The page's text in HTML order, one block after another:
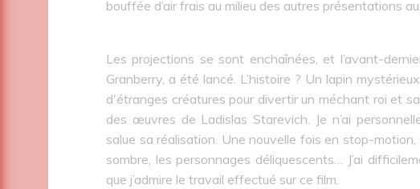
bouffée d’air frais au milieu des autres présentations
Les projections se sont enchaînées, et l’avant-
Granberry, a été lancé. L’histoire ? Un lapin
d'étranges créatures pour divertir un méchant roi et
des œuvres de Ladislas Starevich. Je n’ai
salue sa réalisation. Une nouvelle fois en stop-motion,
sombre, les personnages déliquescents… J’ai
que j’admire le travail effectué sur ce film.